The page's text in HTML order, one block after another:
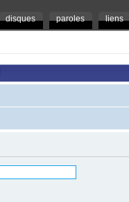
disques paroles liens